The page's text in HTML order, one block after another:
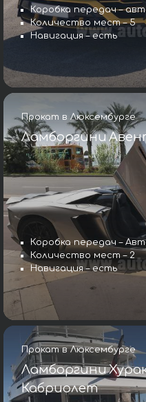
Коробка передач –
Количество мест – 5
Навигация – есть
Прокат в Люксембурге
Ламборгини
Коробка передач –
Количество мест – 2
Навигация – есть
Прокат в Люксембурге
Ламборгини
Кабриолет